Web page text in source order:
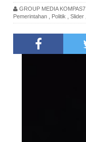
GROUP MEDIA KOMPAS7
Pemerintahan
Politik Slider